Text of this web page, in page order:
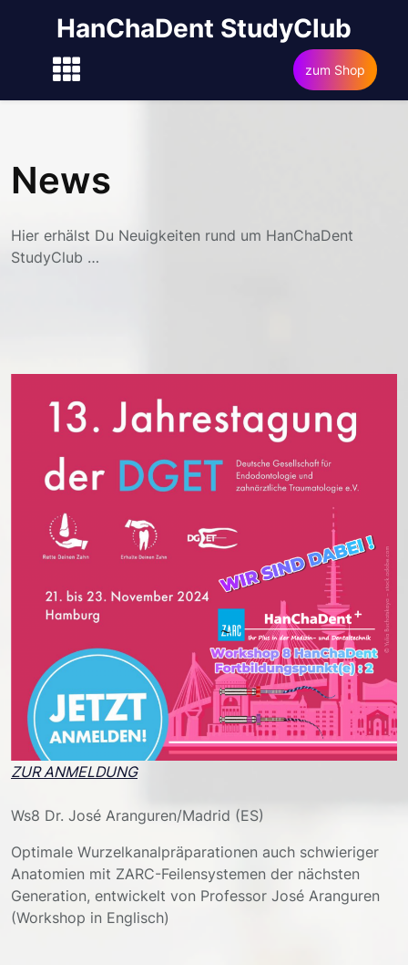
HanChaDent StudyClub
zum Shop
News
Hier erhälst Du Neuigkeiten rund um HanChaDent
StudyClub …
ZUR ANMELDUNG
Ws8 Dr. José Aranguren/Madrid (ES)
Optimale Wurzelkanalpräparationen auch schwieriger
Anatomien mit ZARC-Feilensystemen der nächsten
Generation, entwickelt von Professor José Aranguren
(Workshop in Englisch)